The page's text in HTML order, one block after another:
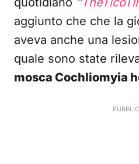
aggiunto che che la
aveva anche una
quale sono state
mosca Cochliomyia